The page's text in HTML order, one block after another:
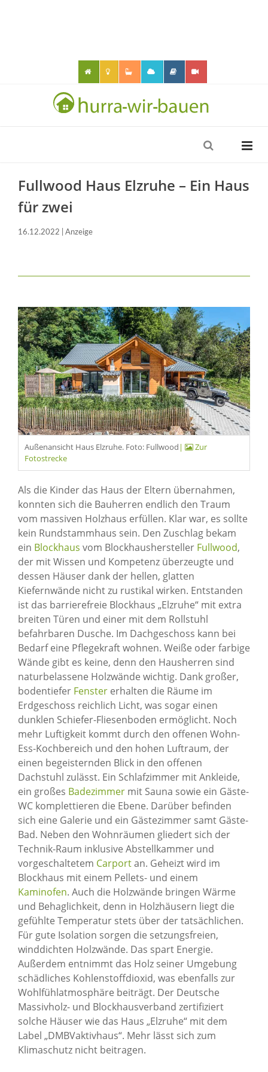
Fullwood Haus Elzruhe – Ein Haus
für zwei
16.12.2022 | Anzeige
Außenansicht Haus Elzruhe. Foto: Fullwood |
Zur
Fotostrecke
Als die Kinder das Haus der Eltern übernahmen,
konnten sich die Bauherren endlich den Traum
vom massiven Holzhaus erfüllen. Klar war, es sollte
kein Rundstammhaus sein. Den Zuschlag bekam
ein Blockhaus vom Blockhaushersteller Fullwood,
der mit Wissen und Kompetenz überzeugte und
dessen Häuser dank der hellen, glatten
Kiefernwände nicht zu rustikal wirken. Entstanden
ist das barrierefreie Blockhaus „Elzruhe“ mit extra
breiten Türen und einer mit dem Rollstuhl
befahrbaren Dusche. Im Dachgeschoss kann bei
Bedarf eine Pflegekraft wohnen. Weiße oder farbige
Wände gibt es keine, denn den Hausherren sind
naturbelassene Holzwände wichtig. Dank großer,
bodentiefer Fenster erhalten die Räume im
Erdgeschoss reichlich Licht, was sogar einen
dunklen Schiefer-Fliesenboden ermöglicht. Noch
mehr Luftigkeit kommt durch den offenen Wohn-
Ess-Kochbereich und den hohen Luftraum, der
einen begeisternden Blick in den offenen
Dachstuhl zulässt. Ein Schlafzimmer mit Ankleide,
ein großes Badezimmer mit Sauna sowie ein Gäste-
WC komplettieren die Ebene. Darüber befinden
sich eine Galerie und ein Gästezimmer samt Gäste-
Bad. Neben den Wohnräumen gliedert sich der
Technik-Raum inklusive Abstellkammer und
vorgeschaltetem Carportan. Geheizt wird im
Blockhaus mit einem Pellets- und einem
Kaminofen. Auch die Holzwände bringen Wärme
und Behaglichkeit, denn in Holzhäusern liegt die
gefühlte Temperatur stets über der tatsächlichen.
Für gute Isolation sorgen die setzungsfreien,
winddichten Holzwände. Das spart Energie.
Außerdem entnimmt das Holz seiner Umgebung
schädliches Kohlenstoffdioxid, was ebenfalls zur
Wohlfühlatmosphäre beiträgt. Der Deutsche
Massivholz- und Blockhausverband zertifiziert
solche Häuser wie das Haus „Elzruhe“ mit dem
Label „DMBVaktivhaus“. Mehr lässt sich zum
Klimaschutz nicht beitragen.